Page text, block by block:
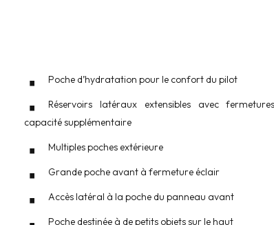
Poche d’hydratation pour le confort du pilot
Réservoirs latéraux extensibles avec
capacité supplémentaire
Multiples poches extérieure
Grande poche avant à fermeture éclair
Accès latéral à la poche du panneau avant
Poche destinée à de petits objets sur le haut